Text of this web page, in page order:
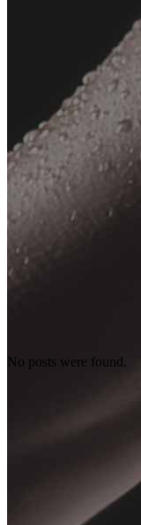
No posts were found.